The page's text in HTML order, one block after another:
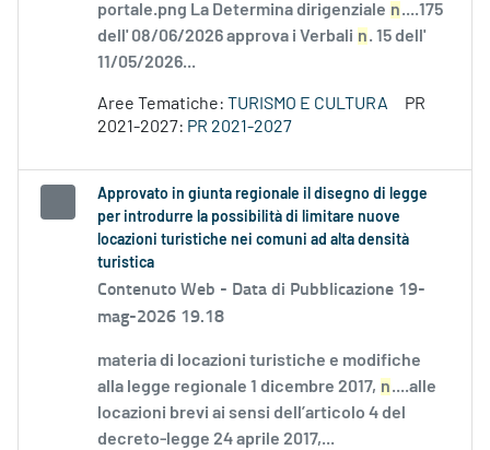
portale.png La Determina dirigenziale n....175
dell' 08/06/2026 approva i Verbali n. 15 dell'
11/05/2026...
Aree Tematiche: TURISMO E CULTURA
PR
2021-2027: PR 2021-2027
Approvato in giunta regionale il disegno di legge
per introdurre la possibilità di limitare nuove
locazioni turistiche nei comuni ad alta densità
turistica
Contenuto Web - Data di Pubblicazione 19-
mag-2026 19.18
materia di locazioni turistiche e modifiche
alla legge regionale 1 dicembre 2017, n....alle
locazioni brevi ai sensi dell’articolo 4 del
decreto-legge 24 aprile 2017,...